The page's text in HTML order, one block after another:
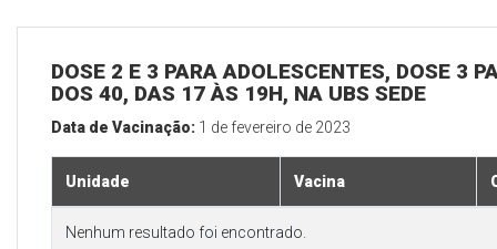
DOSE 2 E 3 PARA ADOLESCENTES, DOSE 3
DOS 40, DAS 17 ÀS 19H, NA UBS SEDE
Data de Vacinação: 1 de fevereiro de 2023
Unidade Vacina
Nenhum resultado foi encontrado.